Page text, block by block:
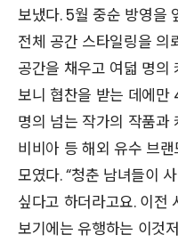
보냈다. 5월 중순 방영을
전체 공간 스타일링을
공간을 채우고 여덟 명의
보니 협찬을 받는 데에만
명의 넘는 작가의 작품과
비비아 등 해외 유수 브
모였다. “청춘 남녀들이
싶다고 하더라고요. 이전
보기에는 유행하는 이것